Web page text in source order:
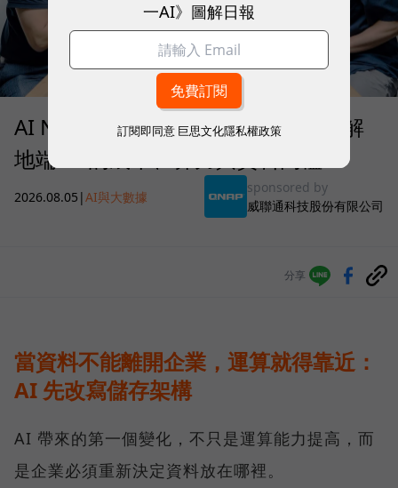
AI NAS 何時才值得部署？QNAP 拆解
地端 AI 的成本、算力與資料門檻
2026.08.05 |AI與大數據
sponsored by
威聯通科技股份有限公司
分享
當資料不能離開企業，運算就得靠近：
AI 先改寫儲存架構
AI 帶來的第一個變化，不只是運算能力提高，而
是企業必須重新決定資料放在哪裡。
一AI》圖解日報
訂閱即同意 巨思文化隱私權政策